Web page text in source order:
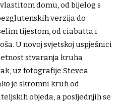
domu, od bijelog s
verzija do
tijestom, od ciabatta i
U novoj svjetskoj uspješnici
stvaranja kruha
uz fotografije Stevea
je skromni kruh od
objeda, a posljednjih se